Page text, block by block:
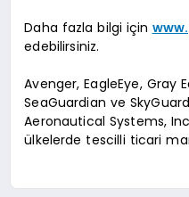
Daha fazla bilgi için
edebilirsiniz.
Avenger, EagleEye, Gray
SeaGuardian ve
Aeronautical Systems,
ülkelerde tescilli ticari